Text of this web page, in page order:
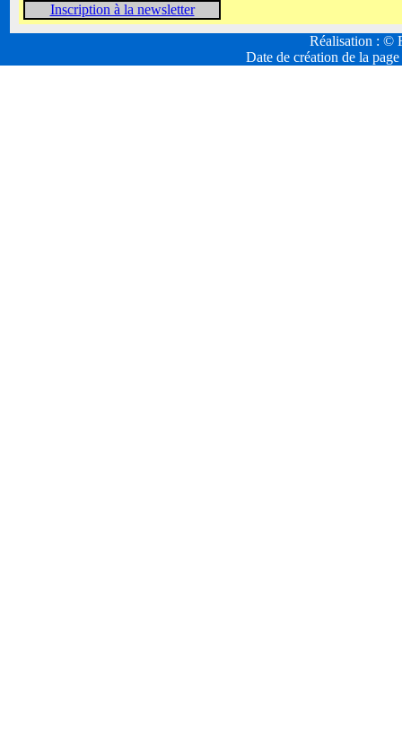
Inscription à la newsletter
Réalisation : ©
Date de création de la